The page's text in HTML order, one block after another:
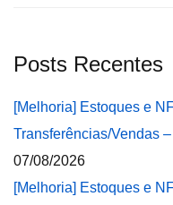
Posts Recentes
[Melhoria] Estoques e
Transferências/Vendas
07/08/2026
[Melhoria] Estoques e